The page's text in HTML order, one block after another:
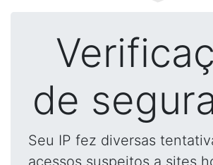
de
Seu IP fez diversas
acessos suspeitos a sites